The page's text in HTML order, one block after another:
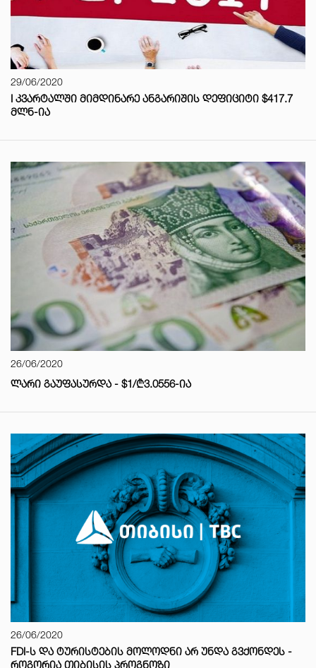
29/06/2020
I ᲙᲕᲐᲠᲢᲐᲚᲨᲘ ᲛᲘᲛᲓᲘᲜᲐᲠᲔ ᲐᲜᲒᲐᲠᲘᲨᲘᲡ ᲓᲔᲤᲘᲪᲘᲢᲘ $417.7
ᲛᲚᲜ-ᲘᲐ
26/06/2020
ᲚᲐᲠᲘ ᲒᲐᲣᲤᲐᲡᲣᲠᲓᲐ - $1/₾3.0556-ᲘᲐ
26/06/2020
FDI-Ს ᲓᲐ ᲢᲣᲠᲘᲡᲢᲔᲑᲘᲡ ᲛᲝᲚᲝᲓᲜᲘ ᲐᲠ ᲣᲜᲓᲐ ᲒᲕᲥᲝᲜᲓᲔᲡ -
ᲠᲝᲒᲝᲠᲘᲐ ᲗᲘᲑᲘᲡᲘᲡ ᲞᲠᲝᲒᲜᲝᲖᲘ